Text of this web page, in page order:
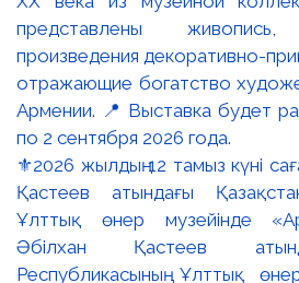
⚜️2026 жылдың 12 тамыз күні
Қастеев атындағы
Ұлттық өнер музейінде
Әбілхан Қастеев
Республикасының Ұлттық